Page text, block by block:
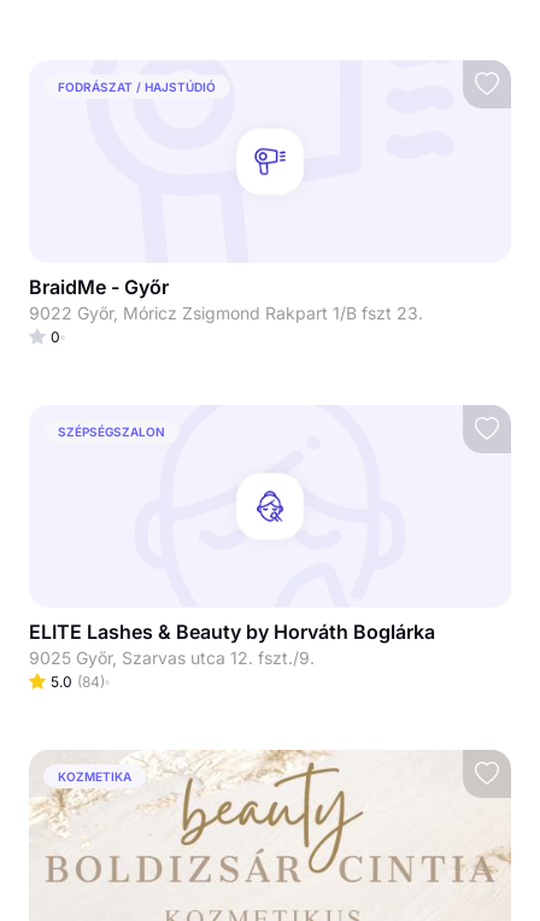
FODRÁSZAT / HAJSTÚDIÓ
BraidMe - Győr
9022 Győr, Móricz Zsigmond Rakpart 1/B fszt 23.
0
SZÉPSÉGSZALON
ELITE Lashes & Beauty by Horváth Boglárka
9025 Győr, Szarvas utca 12. fszt./9.
5.0 (84)
KOZMETIKA